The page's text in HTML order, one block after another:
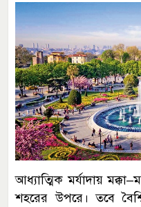
আধ্যাত্মিক মর্যাদায়
শহরের উপরে। তবে